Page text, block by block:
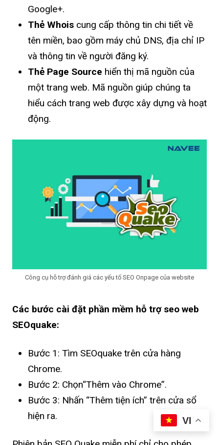
Google+.
Thẻ Whoiscung cấp thông tin chi tiết về
tên miền, bao gồm máy chủ DNS, địa chỉ IP
và thông tin về người đăng ký.
Thẻ Page Source hiển thị mã nguồn của
một trang web. Mã nguồn giúp chúng ta
hiểu cách trang web được xây dựng và hoạt
động.
Công cụ hỗ trợ đánh giá các yếu tố SEO Onpage của website
Các bước cài đặt phần mềm hỗ trợ seo web
SEOquake:
Bước 1: Tìm SEOquake trên cửa hàng
Chrome.
Bước 2: Chọn“Thêm vào Chrome”.
Bước 3: Nhấn “Thêm tiện ích” trên cửa sổ
hiện ra.
VI